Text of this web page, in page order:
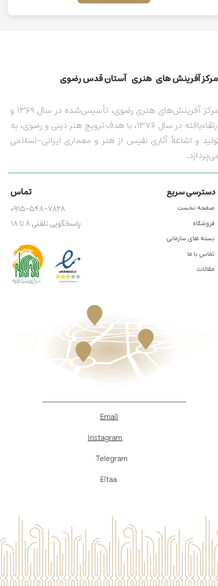
مركز آفرينش های هنری آستان قدس رضوی​​​​​​​​​​​​​​
مرکز آفرینش‌های هنری رضوی، تأسیس‌شده در سال ۱۳۶۹ و
ارتقاءیافته در سال ۱۳۷۶، با هدف ترویج هنر دینی و رضوی، به
و اشاعۀ آثاری نفیس از هنر و معماری ایرانی-اسلامی
دسترسی سریع تماس
۰۹۱۵-۵۴۸-۷۸۲۸
پاسخگویی تلفنی ۸ تا ۱۸
صفحه نخست
فروشگاه
بسته های سازمانی
تماس با ما
مقالات
Email
Instagram
​Telegram
Eitaa